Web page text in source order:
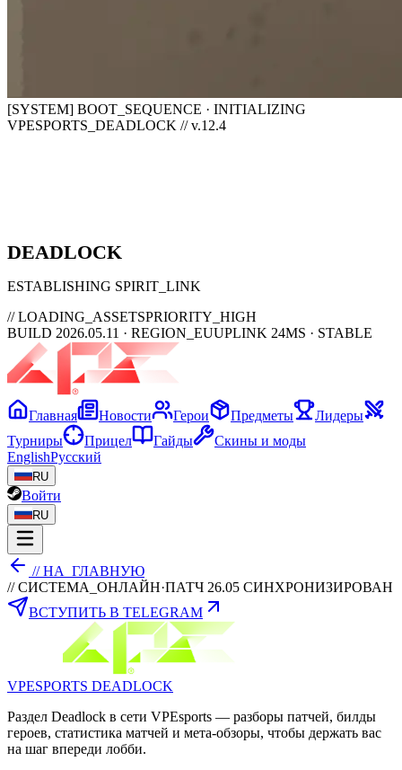
[SYSTEM] BOOT_SEQUENCE · INITIALIZING
VPESPORTS_DEADLOCK // v.12.4
DEADLOCK
ESTABLISHING SPIRIT_LINK
// LOADING_ASSETSPRIORITY_HIGH
BUILD 2026.05.11 · REGION_EUUPLINK 24MS · STABLE
Главная Новости Герои Предметы
Лидеры
Турниры
Прицел Гайды
Скины и моды
EnglishРусский
RU
Войти
RU
// НА_ГЛАВНУЮ
// СИСТЕМА_ОНЛАЙН·ПАТЧ 26.05 СИНХРОНИЗИРОВАН
ВСТУПИТЬ В TELEGRAM
VPESPORTS DEADLOCK
Раздел Deadlock в сети VPEsports — разборы патчей, билды
героев, статистика матчей и мета-обзоры, чтобы держать вас
на шаг впереди лобби.